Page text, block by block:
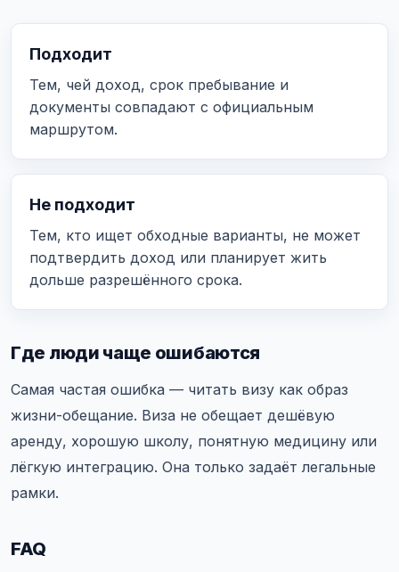
Подходит
Тем, чей доход, срок пребывание и
документы совпадают с официальным
маршрутом.
Не подходит
Тем, кто ищет обходные варианты, не может
подтвердить доход или планирует жить
дольше разрешённого срока.
Где люди чаще ошибаются
Самая частая ошибка — читать визу как образ
жизни-обещание. Виза не обещает дешёвую
аренду, хорошую школу, понятную медицину или
лёгкую интеграцию. Она только задаёт легальные
рамки.
FAQ